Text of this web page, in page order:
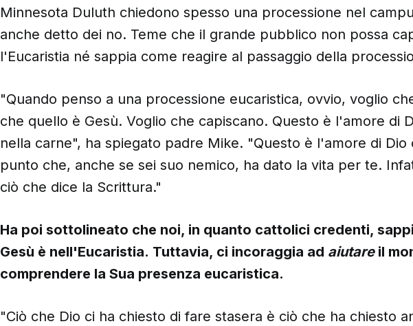
Minnesota Duluth chiedono spesso una processione nel
anche detto dei no. Teme che il grande pubblico non possa
l'Eucaristia né sappia come reagire al passaggio della
"Quando penso a una processione eucaristica, ovvio, voglio
che quello è Gesù. Voglio che capiscano. Questo è l'amore di
nella carne", ha spiegato padre Mike. "Questo è l'amore di Dio
punto che, anche se sei suo nemico, ha dato la vita per te.
ciò che dice la Scrittura."
Ha poi sottolineato che noi, in quanto cattolici credenti,
Gesù è nell'Eucaristia. Tuttavia, ci incoraggia ad aiutareil
comprendere la Sua presenza eucaristica.
"Ciò che Dio ci ha chiesto di fare stasera è ciò che ha chiesto